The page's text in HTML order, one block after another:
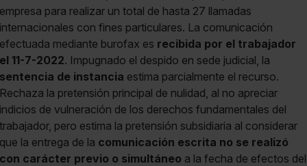
empresa para realizar un total de hasta 27 llamadas
internacionales con fines particulares. La comunicación
efectuada mediante burofax es recibida por el trabajador
el 11-7-2022. Impugnado el despido en sede judicial, la
sentencia de instancia estima parcialmente el recurso.
Rechaza la pretensión principal de nulidad, al no apreciar
indicios de vulneración de los derechos fundamentales del
trabajador, pero estima la pretensión subsidiaria al considerar
que la entrega de la comunicación escrita no se realizó
con carácter previo o simultáneo a la fecha de efectos del